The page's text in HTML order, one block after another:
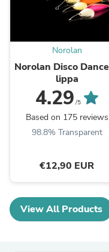
Norolan
Norolan Disco
lippa
4.29 /5
Based on 175 reviews
98.8% Transparent
€12,90 EUR
View All Products